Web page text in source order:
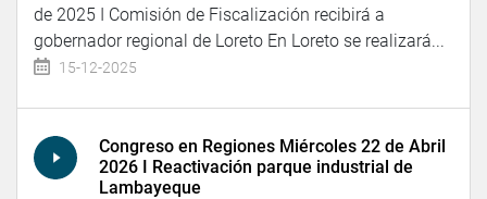
de 2025 I Comisión de Fiscalización recibirá a
gobernador regional de Loreto En Loreto se realizará...
15-12-2025
Congreso en Regiones Miércoles 22 de Abril
2026 I Reactivación parque industrial de
Lambayeque